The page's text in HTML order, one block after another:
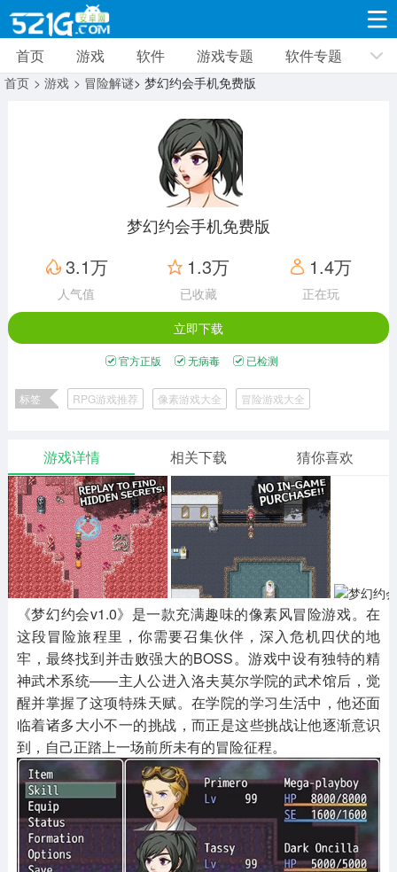
游戏 软件 游戏专题 软件专题 新闻资讯
8693款应用
动作闯关
12964款应用
赛车竞速
3630款应用
卡牌对战
2051款应用
体育运动
1279款应用
手游辅助
1958款应用
二次元
模拟经营
传奇手游
仙侠手游
485款应用
手赚网赚
446款应用
绝地求生
34款应用
三国游戏
3934款应用
我的世界
像素游戏
700款应用
其他
981款应用
末日游戏
1406款应用
pc游戏
3446款应用
游戏攻略
63款应用
软件教程
8款应用
热点新闻
8款应用
首页 游戏 软件 游戏专题 软件专题
首页 > 游戏 > 冒险解谜> 梦幻约会手机免费版
梦幻约会手机免费版
3.1万
人气值
1.3万
已收藏
1.4万
正在玩
立即下载
官方正版 无病毒 已检测
标签 RPG游戏推荐 像素游戏大全 冒险游戏大全
游戏详情 相关下载 猜你喜欢
《梦幻约会v1.0》是一款充满趣味的像素风冒险游戏。在
这段冒险旅程里，你需要召集伙伴，深入危机四伏的地
牢，最终找到并击败强大的BOSS。游戏中设有独特的精
神武术系统——主人公进入洛夫莫尔学院的武术馆后，觉
醒并掌握了这项特殊天赋。在学院的学习生活中，他还面
临着诸多大小不一的挑战，而正是这些挑战让他逐渐意识
到，自己正踏上一场前所未有的冒险征程。